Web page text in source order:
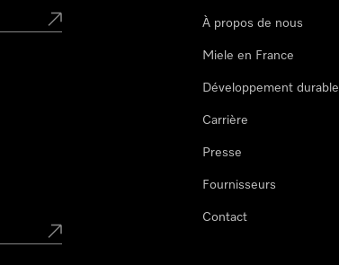
À propos de nous
Miele en France
Développement durable
Carrière
Presse
Fournisseurs
Contact